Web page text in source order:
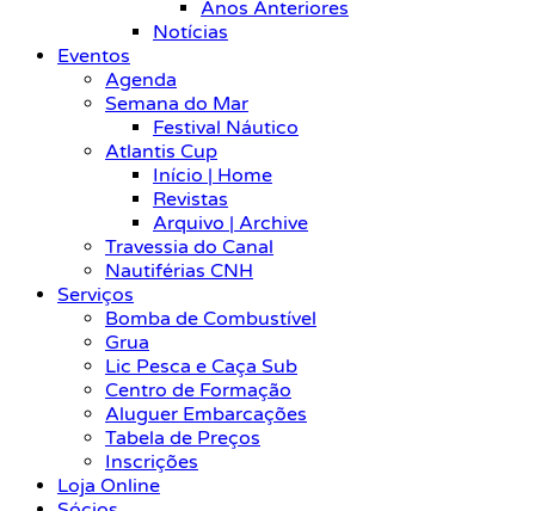
Anos Anteriores
Notícias
Eventos
Agenda
Semana do Mar
Festival Náutico
Atlantis Cup
Início | Home
Revistas
Arquivo | Archive
Travessia do Canal
Nautiférias CNH
Serviços
Bomba de Combustível
Grua
Lic Pesca e Caça Sub
Centro de Formação
Aluguer Embarcações
Tabela de Preços
Inscrições
Loja Online